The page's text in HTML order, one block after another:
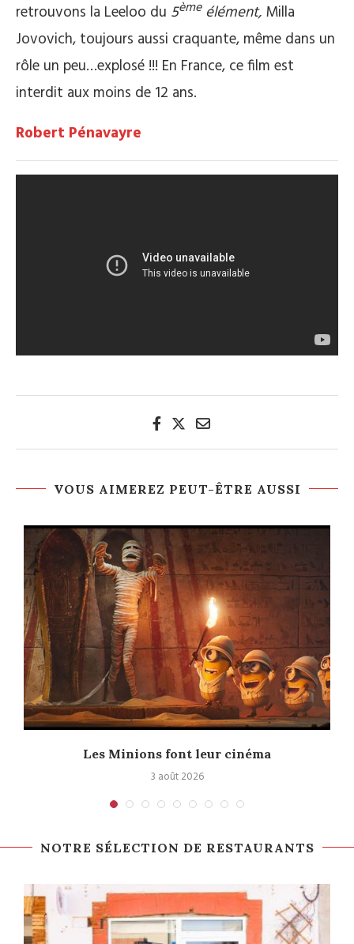
retrouvons la Leeloo du 5èmeélément, Milla
Jovovich, toujours aussi craquante, même dans un
rôle un peu…explosé !!! En France, ce film est
interdit aux moins de 12 ans.
Robert Pénavayre
VOUS AIMEREZ PEUT-ÊTRE AUSSI
Les Minions font leur cinéma
3 août 2026
NOTRE SÉLECTION DE RESTAURANTS